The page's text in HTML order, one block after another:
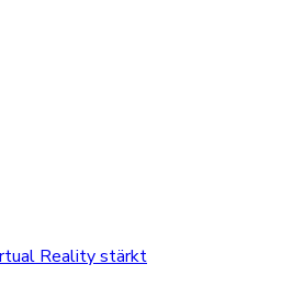
Reality stärkt